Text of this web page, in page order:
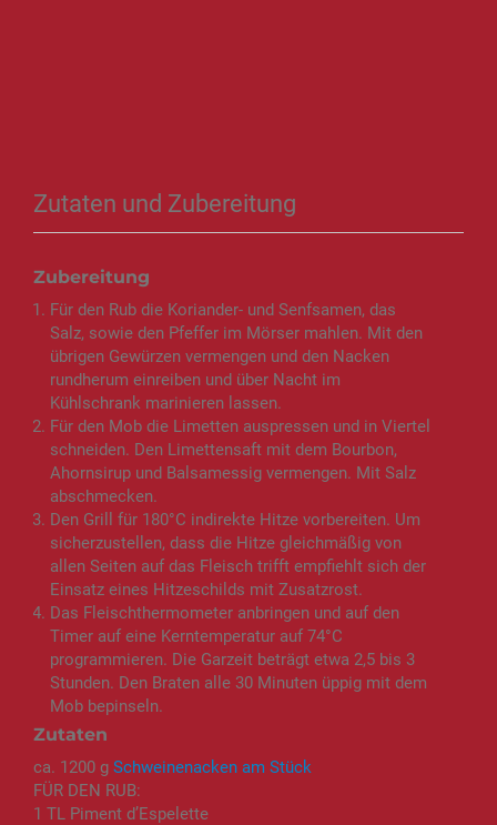
Zutaten und Zubereitung
Zutaten
ca. 1200 g Schweinenacken am Stück
FÜR DEN RUB:
1 TL Piment d’Espelette
Zubereitung
Für den Rub die Koriander- und Senfsamen, das
Salz, sowie den Pfeffer im Mörser mahlen. Mit den
übrigen Gewürzen vermengen und den Nacken
rundherum einreiben und über Nacht im
Kühlschrank marinieren lassen.
Für den Mob die Limetten auspressen und in Viertel
schneiden. Den Limettensaft mit dem Bourbon,
Ahornsirup und Balsamessig vermengen. Mit Salz
abschmecken.
Den Grill für 180°C indirekte Hitze vorbereiten. Um
sicherzustellen, dass die Hitze gleichmäßig von
allen Seiten auf das Fleisch trifft empfiehlt sich der
Einsatz eines Hitzeschilds mit Zusatzrost.
Das Fleischthermometer anbringen und auf den
Timer auf eine Kerntemperatur auf 74°C
programmieren. Die Garzeit beträgt etwa 2,5 bis 3
Stunden. Den Braten alle 30 Minuten üppig mit dem
Mob bepinseln.